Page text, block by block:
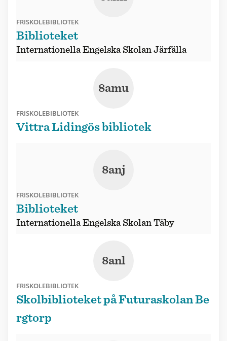
FRISKOLEBIBLIOTEK
Biblioteket
Internationella Engelska Skolan Järfälla
8amu
FRISKOLEBIBLIOTEK
Vittra Lidingös bibliotek
8anj
FRISKOLEBIBLIOTEK
Biblioteket
Internationella Engelska Skolan Täby
8anl
FRISKOLEBIBLIOTEK
Skolbiblioteket på Futuraskolan Be
rgtorp